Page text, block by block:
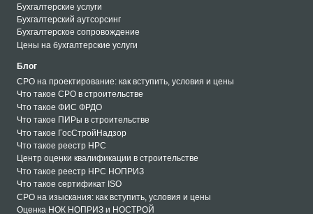
Бухгалтерские услуги
Бухгалтерский аутсорсинг
Бухгалтерское сопровождение
Цены на бухгалтерские услуги
Блог
СРО на проектирование: как вступить, условия и цены
Что такое СРО в строительстве
Что такое ФИС ФРДО
Что такое ПИРы в строительстве
Что такое ГосСтройНадзор
Что такое реестр НРС
Центр оценки квалификации в строительстве
Что такое реестр НРС НОПРИЗ
Что такое сертификат ISO
СРО на изыскания: как вступить, условия и цены
Оценка НОК НОПРИЗ и НОСТРОЙ